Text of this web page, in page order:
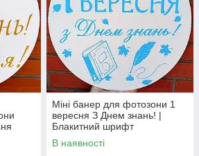
Міні банер для фотозони 1
вересня З Днем знань! |
Блакитний шрифт
В наявності